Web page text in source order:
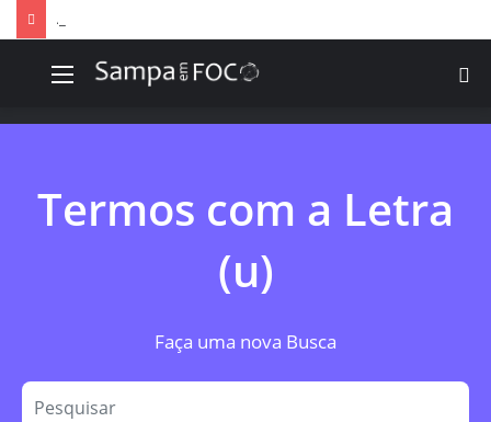
Menu
Termos com a Letra
(u)
Faça uma nova Busca